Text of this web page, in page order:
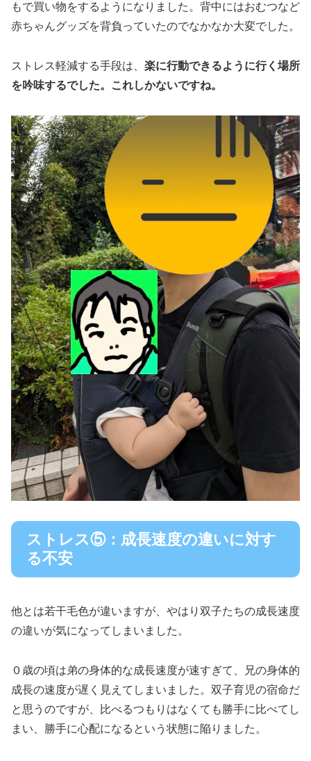
もで買い物をするようになりました。背中にはおむつなど
赤ちゃんグッズを背負っていたのでなかなか大変でした。
ストレス軽減する手段は、 楽に行動できるように行く場所
を吟味するでした。これしかないですね。
ストレス⑤：成長速度の違いに対す
る不安
他とは若干毛色が違いますが、やはり双子たちの成長速度
の違いが気になってしまいました。
０歳の頃は弟の身体的な成長速度が速すぎて、兄の身体的
成長の速度が遅く見えてしまいました。双子育児の宿命だ
と思うのですが、比べるつもりはなくても勝手に比べてし
まい、勝手に心配になるという状態に陥りました。